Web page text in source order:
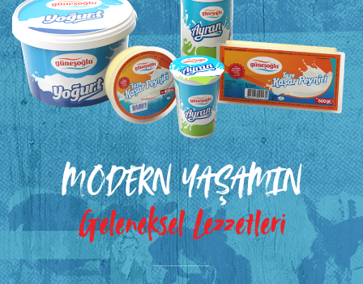
MODERN YAŞAMIN
Geleneksel Lezzetleri